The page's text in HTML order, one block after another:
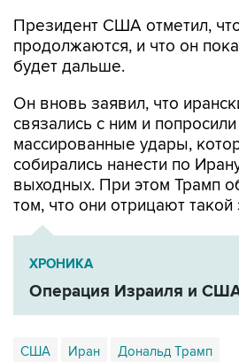
Президент США отметил,
продолжаются, и что он
будет дальше.
Он вновь заявил, что
связались с ним и
массированные удары,
собирались нанести по
выходных. При этом Трамп
том, что они отрицают такой
ХРОНИКА
Операция Израиля и
США Иран Дональд Трамп